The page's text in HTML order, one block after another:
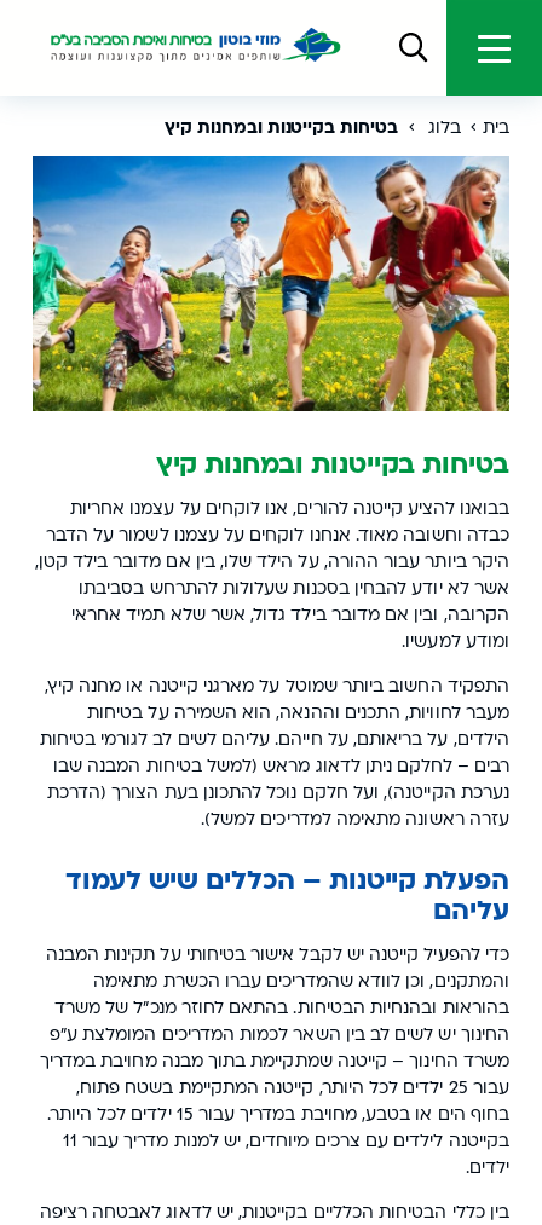
בית בלוג בטיחות בקייטנות ובמחנות קיץ
בטיחות בקייטנות ובמחנות קיץ
בבואנו להציע קייטנה להורים, אנו לוקחים על עצמנו אחריות
כבדה וחשובה מאוד. אנחנו לוקחים על עצמנו לשמור על הדבר
היקר ביותר עבור ההורה, על הילד שלו, בין אם מדובר בילד קטן,
אשר לא יודע להבחין בסכנות שעלולות להתרחש בסביבתו
הקרובה, ובין אם מדובר בילד גדול, אשר שלא תמיד אחראי
ומודע למעשיו.
התפקיד החשוב ביותר שמוטל על מארגני קייטנה או מחנה קיץ,
מעבר לחוויות, התכנים וההנאה, הוא השמירה על בטיחות
הילדים, על בריאותם, על חייהם. עליהם לשים לב לגורמי בטיחות
רבים – לחלקם ניתן לדאוג מראש (למשל בטיחות המבנה שבו
נערכת הקייטנה), ועל חלקם נוכל להתכונן בעת הצורך (הדרכת
עזרה ראשונה מתאימה למדריכים למשל).
הפעלת קייטנות – הכללים שיש לעמוד
עליהם
כדי להפעיל קייטנה יש לקבל אישור בטיחותי על תקינות המבנה
והמתקנים, וכן לוודא שהמדריכים עברו הכשרת מתאימה
בהוראות ובהנחיות הבטיחות. בהתאם לחוזר מנכ"ל של משרד
החינוך יש לשים לב בין השאר לכמות המדריכים המומלצת ע"פ
משרד החינוך – קייטנה שמתקיימת בתוך מבנה מחויבת במדריך
עבור 25 ילדים לכל היותר, קייטנה המתקיימת בשטח פתוח,
בחוף הים או בטבע, מחויבת במדריך עבור 15 ילדים לכל היותר.
בקייטנה לילדים עם צרכים מיוחדים, יש למנות מדריך עבור 11
ילדים.
בין כללי הבטיחות הכלליים בקייטנות, יש לדאוג לאבטחה רציפה